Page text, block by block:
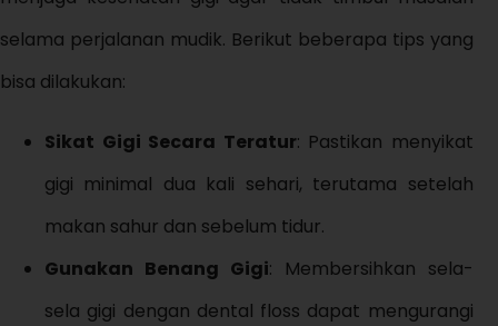
selama perjalanan mudik. Berikut beberapa tips yang
bisa dilakukan:
Sikat Gigi Secara Teratur: Pastikan menyikat
gigi minimal dua kali sehari, terutama setelah
makan sahur dan sebelum tidur.
Gunakan Benang Gigi: Membersihkan sela-
sela gigi dengan dental floss dapat mengurangi